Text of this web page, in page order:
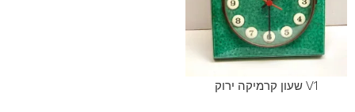
V1 שעון קרמיקה ירוק